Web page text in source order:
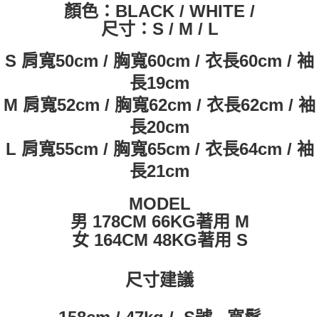
每筆NT$60，滿NT$399(含以上)免運費
每筆NT$60，滿NT$399(含以上)免運費
每筆NT$150，滿NT$6,000(含以上)免運費
免運費
顏色：BLACK / WHITE /
尺寸：S / M / L
S 肩寬50cm / 胸寬60cm / 衣長60cm / 袖
長19cm
M 肩寬52cm / 胸寬62cm / 衣長62cm / 袖
長20cm
L 肩寬55cm / 胸寬65cm / 衣長64cm / 袖
長21cm
MODEL
男 178CM 66KG著用 M
女 164CM 48KG著用 S
尺寸建議